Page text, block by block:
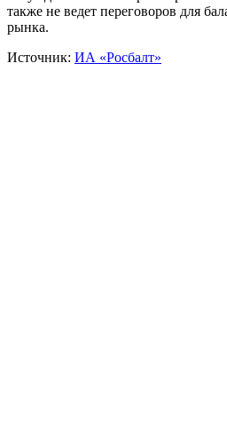
также не ведет переговоров для
рынка.
Источник: ИА «Росбалт»